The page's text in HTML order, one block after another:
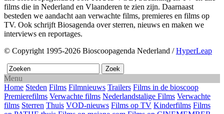
films die in Nederland en Vlaanderen te zien zijn. Daarnaast
besteden we aandacht aan verwachte films, premieres en films op
TV. Ook schrijft Biosagenda over sterren, nieuws en maken we
interviews en reportages.
© Copyright 1995-2026 Bioscoopagenda Nederland /HyperLeap
Menu
Home Steden Films Filmnieuws Trailers Films in de bioscoop
Premierefilms Verwachte films Nederlandstalige Films Verwachte
films Sterren Thuis VOD-nieuws Films op TV Kinderfilms Films